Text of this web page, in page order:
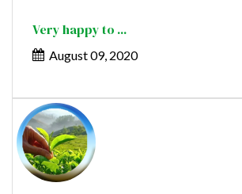
Very happy to ...
August 09, 2020